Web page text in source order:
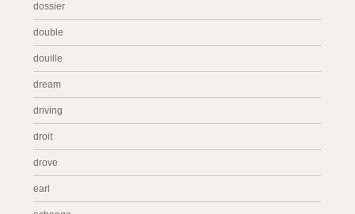
dossier
double
douille
dream
driving
droit
drove
earl